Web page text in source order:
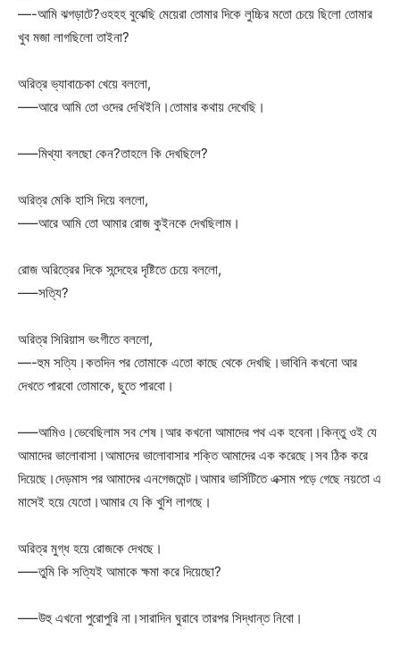
—-আমি ঝগড়াটে?ওহহহ বুঝেছি মেয়েরা তোমার দিকে লুচ্চির মতো চেয়ে ছিলো তোমার
খুব মজা লাগছিলো তাইনা?
অরিত্র ভ্যাবাচেকা খেয়ে বললো,
—–আরে আমি তো ওদের দেখিইনি।তোমার কথায় দেখেছি।
—–মিথ্যা বলছো কেন?তাহলে কি দেখছিলে?
অরিত্র মেকি হাসি দিয়ে বললো,
—–আরে আমি তো আমার রোজ কুইনকে দেখছিলাম।
রোজ অরিত্রের দিকে সন্দেহের দৃষ্টিতে চেয়ে বললো,
—–সত্যি?
অরিত্র সিরিয়াস ভংগীতে বললো,
—-হুম সত্যি।কতদিন পর তোমাকে এতো কাছে থেকে দেখছি।ভাবিনি কখনো আর
দেখতে পারবো তোমাকে, ছুতে পারবো।
—–আমিও।ভেবেছিলাম সব শেষ।আর কখনো আমাদের পথ এক হবেনা।কিন্তু ওই যে
আমাদের ভালোবাসা।আমাদের ভালোবাসার শক্তি আমাদের এক করেছে।সব ঠিক করে
দিয়েছে।দেড়মাস পর আমাদের এনগেজমেন্ট।আমার ভার্সিটিতে এক্সাম পড়ে গেছে নয়তো এ
মাসেই হয়ে যেতো।আমার যে কি খুশি লাগছে।
অরিত্র মুগ্ধ হয়ে রোজকে দেখছে।
—–তুমি কি সত্যিই আমাকে ক্ষমা করে দিয়েছো?
—–উহু এখনো পুরোপুরি না।সারাদিন ঘুরাবে তারপর সিদ্ধান্ত নিবো।